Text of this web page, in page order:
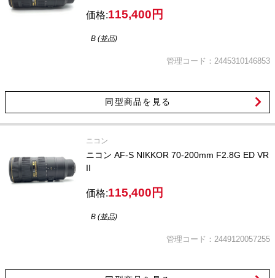
価格:115,400円
B (並品)
管理コード：2445310146853
同型商品を見る
ニコン
ニコン AF-S NIKKOR 70-200mm F2.8G ED VR
II
価格:115,400円
B (並品)
管理コード：2449120057255